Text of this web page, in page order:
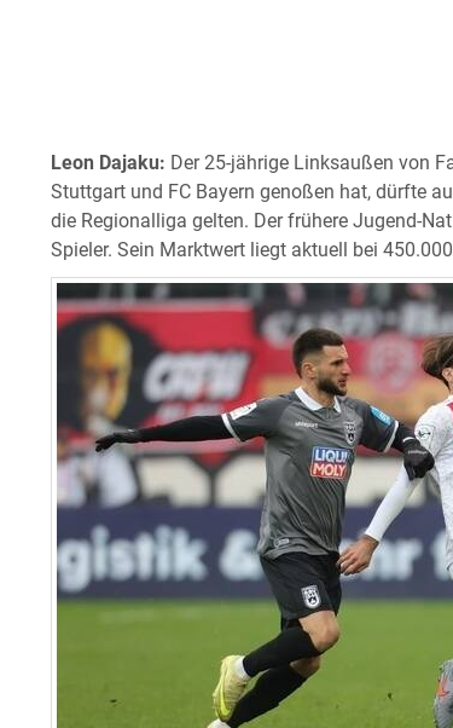
Leon Dajaku: Der 25-jährige Linksaußen von
Stuttgart und FC Bayern genoßen hat, dürfte
die Regionalliga gelten. Der frühere Jugend-
Spieler. Sein Marktwert liegt aktuell bei